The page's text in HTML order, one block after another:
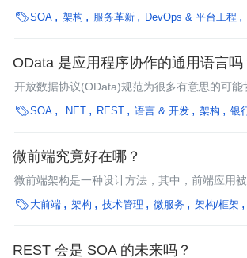
的缺失发表了看法，并提出了定义这一类解决
Dare Obasanjo比较了目前可获得的实时web
根解决方案吗？
SOA 架构 服务革新 DevOps & 平台工程
OData 是应用程序协作的通用语言吗
开放数据协议(OData)规范为很多有意思的可能
门。 Douglas Purdy、Pablo Castro 和Jon
场景。
SOA .NET REST 语言 & 开发 架构 银
微前端究竟好在哪？
微前端架构是一种设计方法，其中，前端应用被
协同工作的半独立“微应用”。
 大前端 架构 技术管理 微服务 架构/框架
REST 会是 SOA 的未来吗？